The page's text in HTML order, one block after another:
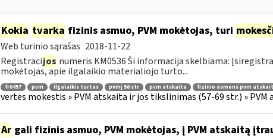
Kokia tvarka fizinis asmuo, PVM mokėtojas, turi
Web turinio sąrašas 2018-11-22
Registracijos numeris KM0536 Ši informacija skelbiama:
mokėtojas, apie ilgalaikio materialiojo turto...
fr0457 pvm ilgalaikis turtas pvmį 58 str pvm atskaita fizinio asmens pvm
vertės mokestis » PVM atskaita ir jos tikslinimas (57-69 str.) »
Argali fizinis asmuo, PVM mokėtojas, į PVM atskaitą